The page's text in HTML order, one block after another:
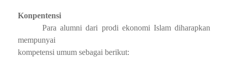
Konpentensi
Para alumni dari prodi ekonomi Islam diharapkan
mempunyai
kompetensi umum sebagai berikut: